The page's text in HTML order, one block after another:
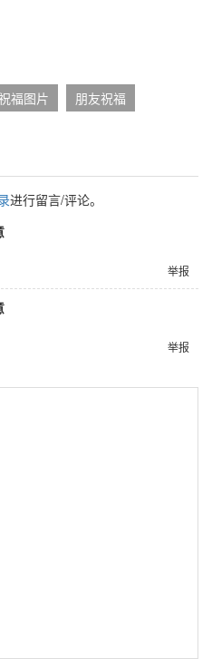
福图片 朋友祝福
进行留言/评论。
举报
举报